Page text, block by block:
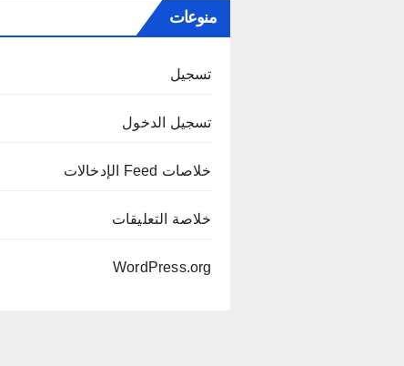
منوعات
تسجيل
تسجيل الدخول
خلاصات Feed الإدخالات
خلاصة التعليقات
WordPress.org